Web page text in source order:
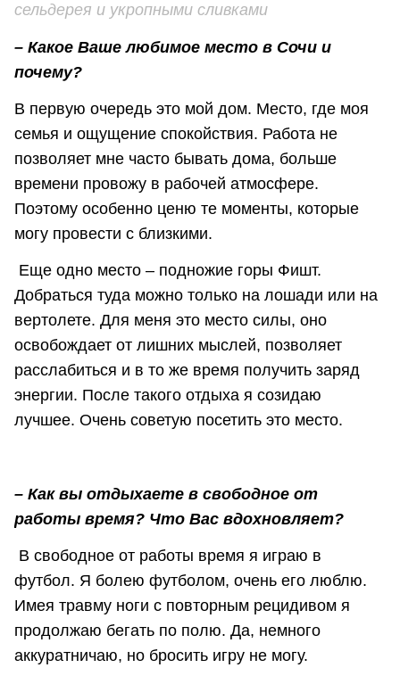
сельдерея и укропными сливками
– Какое Ваше любимое место в Сочи и
почему?
В первую очередь это мой дом. Место, где моя
семья и ощущение спокойствия. Работа не
позволяет мне часто бывать дома, больше
времени провожу в рабочей атмосфере.
Поэтому особенно ценю те моменты, которые
могу провести с близкими.
Еще одно место – подножие горы Фишт.
Добраться туда можно только на лошади или на
вертолете. Для меня это место силы, оно
освобождает от лишних мыслей, позволяет
расслабиться и в то же время получить заряд
энергии. После такого отдыха я созидаю
лучшее. Очень советую посетить это место.
– Как вы отдыхаете в свободное от
работы время? Что Вас вдохновляет?
В свободное от работы время я играю в
футбол. Я болею футболом, очень его люблю.
Имея травму ноги с повторным рецидивом я
продолжаю бегать по полю. Да, немного
аккуратничаю, но бросить игру не могу.